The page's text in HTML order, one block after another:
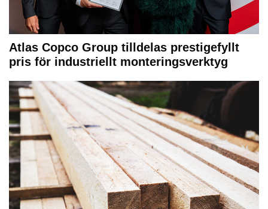
Atlas Copco Group tilldelas prestigefyllt
pris för industriellt monteringsverktyg